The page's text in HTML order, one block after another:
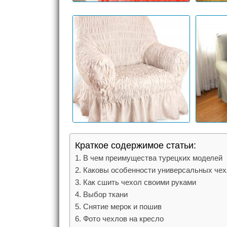
Краткое содержимое статьи:
В чем преимущества турецких моделей
Каковы особенности универсальных
Как сшить чехол своими руками
Выбор ткани
Снятие мерок и пошив
Фото чехлов на кресло